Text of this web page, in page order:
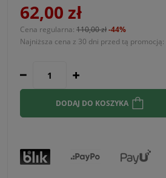
62,00 zł
Cena regularna: 110,00 zł-44%
Najniższa cena z 30 dni przed tą promocją:
DODAJ DO KOSZYKA